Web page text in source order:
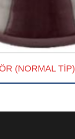
(NORMAL TİP)